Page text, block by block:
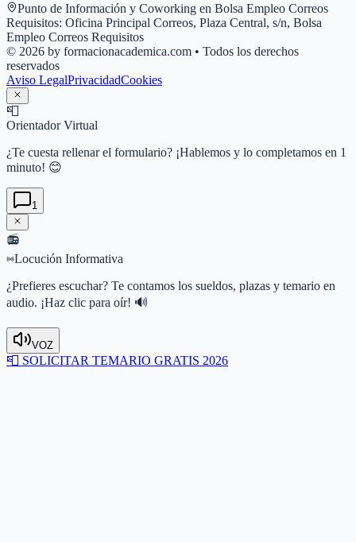
Punto de Información y Coworking en Bolsa Empleo Correos
Requisitos: Oficina Principal Correos, Plaza Central, s/n, Bolsa
Empleo Correos Requisitos
© 2026 by formacionacademica.com • Todos los derechos
reservados
Aviso LegalPrivacidadCookies
📮
Orientador Virtual
¿Te cuesta rellenar el formulario? ¡Hablemos y lo completamos en 1
minuto! 😊
1
📻
Locución Informativa
¿Prefieres escuchar? Te contamos los sueldos, plazas y temario en
audio. ¡Haz clic para oír! 🔊
VOZ
📮 SOLICITAR TEMARIO GRATIS 2026